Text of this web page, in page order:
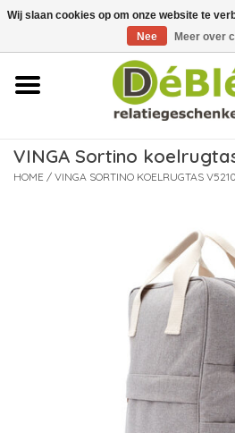
Over ons
Contact
Nieuws
VINGA Sortino
HOME / VINGA SORTINO KOELRUGTAS
Wij slaan cookies op om onze website te
Nee
Meer over